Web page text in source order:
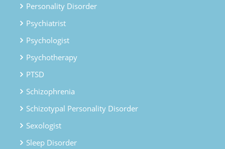
Personality Disorder
Psychiatrist
Psychologist
Psychotherapy
PTSD
Schizophrenia
Schizotypal Personality Disorder
Sexologist
Sleep Disorder